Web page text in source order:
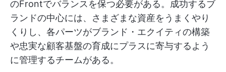
のFrontでバランスを保つ必要がある。成功するブ
ランドの中心には、さまざまな資産をうまくやり
くりし、各パーツがブランド・エクイティの構築
や忠実な顧客基盤の育成にプラスに寄与するよう
に管理するチームがある。